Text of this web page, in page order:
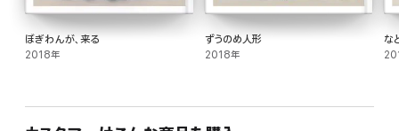
ぼぎわんが、来る
2018年
ずうのめ人形
2018年
な